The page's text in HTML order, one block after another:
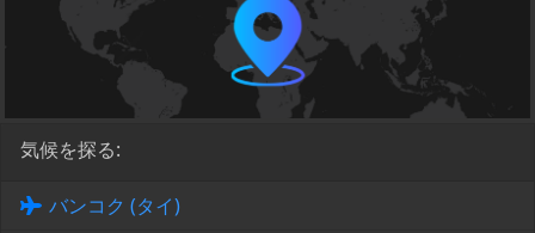
気候を探る:
バンコク (タイ)